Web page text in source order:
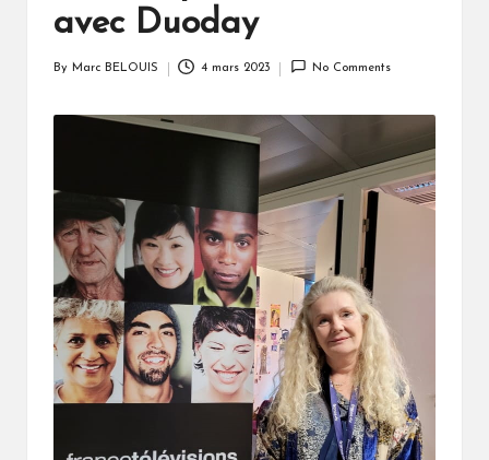
avec Duoday
By Marc BELOUIS 4 mars 2023 No Comments